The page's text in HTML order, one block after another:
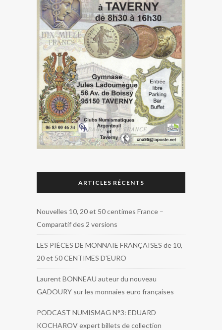
ARTICLES RÉCENTS
Nouvelles 10, 20 et 50 centimes France –
Comparatif des 2 versions
LES PIÈCES DE MONNAIE FRANÇAISES de 10,
20 et 50 CENTIMES D’EURO
Laurent BONNEAU auteur du nouveau
GADOURY sur les monnaies euro françaises
PODCAST NUMISMAG N°3: EDUARD
KOCHAROV expert billets de collection